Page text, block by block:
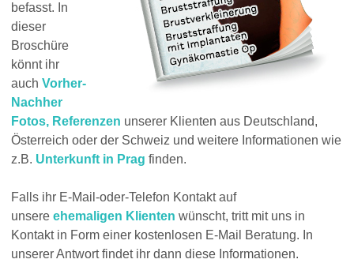
befasst. In
dieser
Broschüre
könnt ihr
auch Vorher-
Nachher
Fotos, Referenzen unserer Klienten aus Deutschland,
Österreich oder der Schweiz und weitere Informationen wie
z.B. Unterkunft in Prag finden.
Falls ihr E-Mail-oder-Telefon Kontakt auf
unsere ehemaligen Klienten wünscht, tritt mit uns in
Kontakt in Form einer kostenlosen E-Mail Beratung. In
unserer Antwort findet ihr dann diese Informationen.